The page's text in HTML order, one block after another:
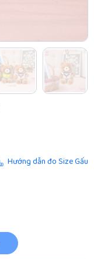
Hướng dẫn đo Size Gấu